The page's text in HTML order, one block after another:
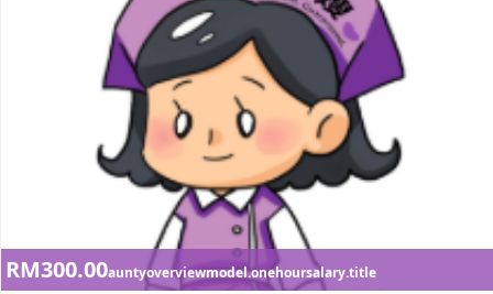
RM300.00auntyoverviewmodel.onehoursalary.title